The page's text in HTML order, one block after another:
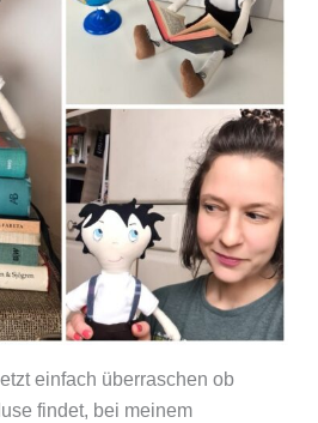
einfach überraschen ob
findet, bei meinem